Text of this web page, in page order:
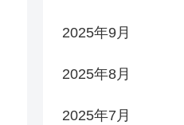
2025年9月
2025年8月
2025年7月